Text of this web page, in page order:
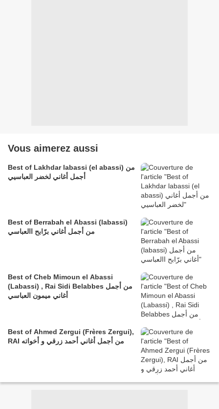
Vous aimerez aussi
Best of Lakhdar labassi (el abassi) من
أجمل أغاني لخضر العباسيي
Best of Berrabah el Abassi (labassi)
من أجمل أغاني برّابح االعباسي
Best of Cheb Mimoun el Abassi
(Labassi) , Rai Sidi Belabbes من أجمل
أغاني ميمون العباسي
Best of Ahmed Zergui (Frères Zergui),
RAI من أجمل أغاني أحمد زرقي و أخواته